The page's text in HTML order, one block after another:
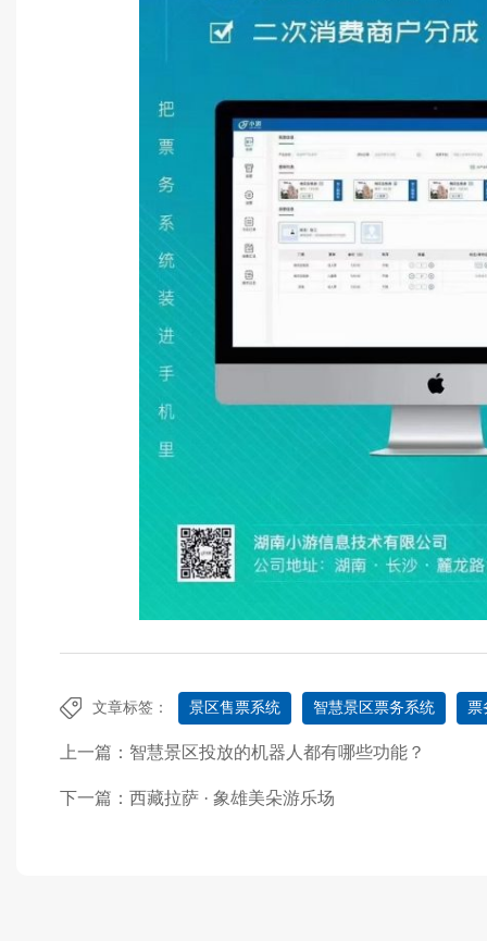
文章标签： 景区售票系统 智慧景区票务系统 票
上一篇： 智慧景区投放的机器人都有哪些功能？
下一篇： 西藏拉萨 · 象雄美朵游乐场